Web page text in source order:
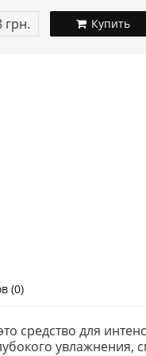
грн. Купить
(0)
средство для
увлажнения,